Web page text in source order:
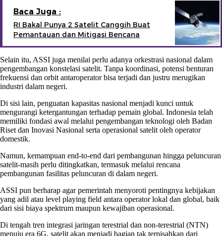
Baca Juga :
RI Bakal Punya 2 Satelit Canggih Buat
Pemantauan dan Mitigasi Bencana
Selain itu, ASSI juga menilai perlu adanya orkestrasi nasional dalam
pengembangan konstelasi satelit. Tanpa koordinasi, potensi benturan
frekuensi dan orbit antaroperator bisa terjadi dan justru merugikan
industri dalam negeri.
Di sisi lain, penguatan kapasitas nasional menjadi kunci untuk
mengurangi ketergantungan terhadap pemain global. Indonesia telah
memiliki fondasi awal melalui pengembangan teknologi oleh Badan
Riset dan Inovasi Nasional serta operasional satelit oleh operator
domestik.
Namun, kemampuan end-to-end dari pembangunan hingga peluncuran
satelit-masih perlu ditingkatkan, termasuk melalui rencana
pembangunan fasilitas peluncuran di dalam negeri.
ASSI pun berharap agar pemerintah menyoroti pentingnya kebijakan
yang adil atau level playing field antara operator lokal dan global, baik
dari sisi biaya spektrum maupun kewajiban operasional.
Di tengah tren integrasi jaringan terestrial dan non-terestrial (NTN)
menuju era 6G, satelit akan menjadi bagian tak terpisahkan dari